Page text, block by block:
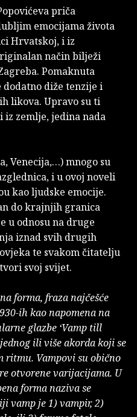
priča
emocijama života
Hrvatskoj, i iz
način bilježi
Pomaknuta
diže tenzije i
likova. Upravo su ti
iz zemlje, jedina nada
Venecija,…) mnogo su
i u ovoj noveli
kao ljudske emocije.
do krajnjih granica
u odnosu na druge
iznad svih drugih
te svakom čitatelju
svoj svijet.
forma, fraza najčešće
ih kao napomena na
glazbe ‘Vamp till
ili više akorda koji se
Vampovi su obično
otvorene varijacijama. U
forma naziva se
vamp je 1) vampir, 2)